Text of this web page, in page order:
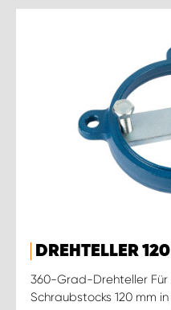
DREHTELLER
360-Grad-Drehteller
Schraubstocks 120 mm